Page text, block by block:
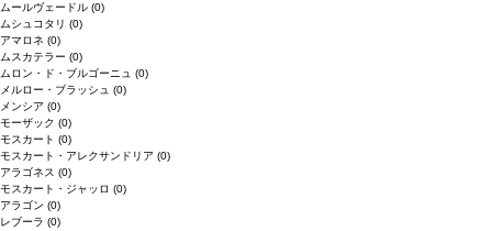
ムールヴェードル (0)
ムシュコタリ (0)
アマロネ (0)
ムスカテラー (0)
ムロン・ド・ブルゴーニュ (0)
メルロー・ブラッシュ (0)
メンシア (0)
モーザック (0)
モスカート (0)
モスカート・アレクサンドリア (0)
アラゴネス (0)
モスカート・ジャッロ (0)
アラゴン (0)
レブーラ (0)